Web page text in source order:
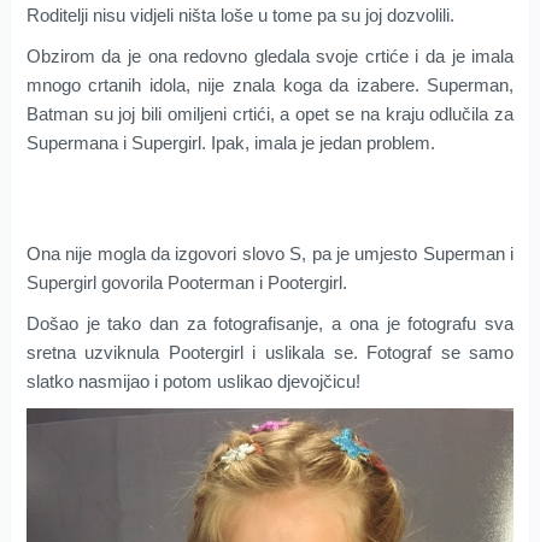
Roditelji nisu vidjeli ništa loše u tome pa su joj dozvolili.
Obzirom da je ona redovno gledala svoje crtiće i da je imala
mnogo crtanih idola, nije znala koga da izabere. Superman,
Batman su joj bili omiljeni crtići, a opet se na kraju odlučila za
Supermana i Supergirl. Ipak, imala je jedan problem.
Ona nije mogla da izgovori slovo S, pa je umjesto Superman i
Supergirl govorila Pooterman i Pootergirl.
Došao je tako dan za fotografisanje, a ona je fotografu sva
sretna uzviknula Pootergirl i uslikala se. Fotograf se samo
slatko nasmijao i potom uslikao djevojčicu!